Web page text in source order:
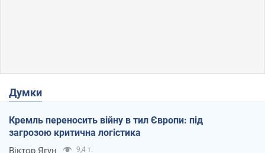
Думки
Кремль переносить війну в тил Європи: під
загрозою критична логістика
Віктор Ягун 9,4 т.